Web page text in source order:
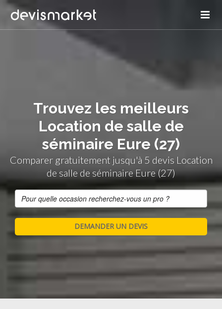
Trouvez les meilleurs
Location de salle de
séminaire Eure (27)
Comparer gratuitement jusqu'à 5 devis Location
de salle de séminaire Eure (27)